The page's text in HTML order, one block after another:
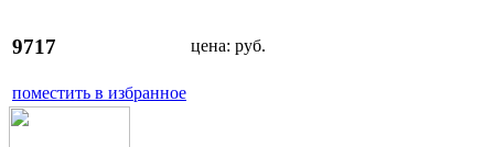
9717 цена: руб.
поместить в избранное